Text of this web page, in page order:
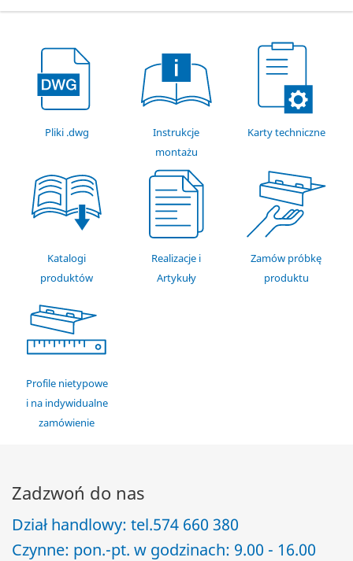
Pliki .dwg
Instrukcje
montażu
Karty techniczne
Katalogi
produktów
Realizacje i
Artykuły
Zamów próbkę
produktu
Profile nietypowe
i na indywidualne
zamówienie
Zadzwoń do nas
Dział handlowy: tel.574 660 380
Czynne: pon.-pt. w godzinach: 9.00 - 16.00